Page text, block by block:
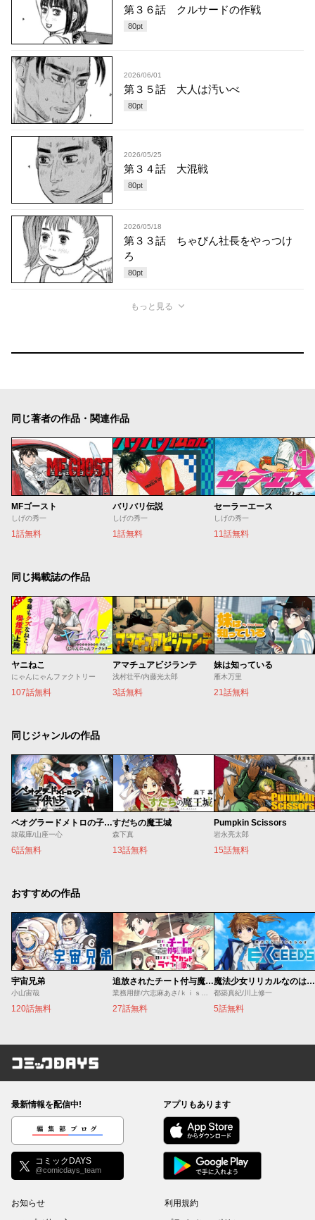
第３６話 クルサードの作戦
80pt
2026/06/01
第３５話 大人は汚いべ
80pt
2026/05/25
第３４話 大混戦
80pt
2026/05/18
第３３話 ちゃびん社長をやっつけ
ろ
80pt
もっと見る
同じ著者の作品・関連作品
MFゴースト
しげの秀一
1話無料
バリバリ伝説
しげの秀一
1話無料
セーラーエース
しげの秀一
11話無料
同じ掲載誌の作品
ヤニねこ
にゃんにゃんファクトリー
107話無料
アマチュアビジランテ
浅村壮平/内藤光太郎
3話無料
妹は知っている
雁木万里
21話無料
同じジャンルの作品
ベオグラードメトロの子供たち
隷蔵庫/山座一心
6話無料
すだちの魔王城
森下真
13話無料
Pumpkin Scissors
岩永亮太郎
15話無料
おすすめの作品
宇宙兄弟
小山宙哉
120話無料
追放されたチート付与魔術師は気ままなセカンドライフを謳歌する。 ～俺は武器だけじゃなく、あらゆるものに『強化ポイント』を付与できるし、俺の意思でいつでも効果を解除できるけど、残った人たち大丈夫？～
業務用餅/六志麻あさ/ｋｉｓｕｉ
27話無料
魔法少女リリカルなのは EXCEEDS
都築真紀/川上修一
5話無料
コミックDAYS
最新情報を配信中!
編集部ブログ
コミックDAYS
@comicdays_team
アプリもあります
お知らせ
利用規約